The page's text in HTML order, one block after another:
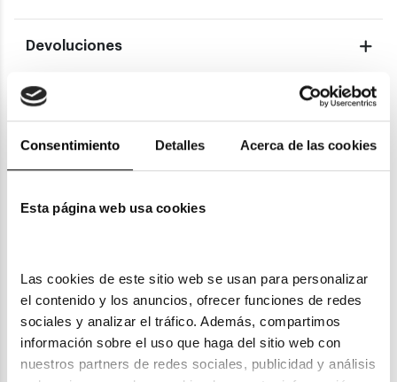
Consentimiento Detalles Acerca de las cookies
Esta página web usa cookies
Las cookies de este sitio web se usan para personalizar
el contenido y los anuncios, ofrecer funciones de redes
sociales y analizar el tráfico. Además, compartimos
información sobre el uso que haga del sitio web con
nuestros partners de redes sociales, publicidad y análisis
Devoluciones
Garantías